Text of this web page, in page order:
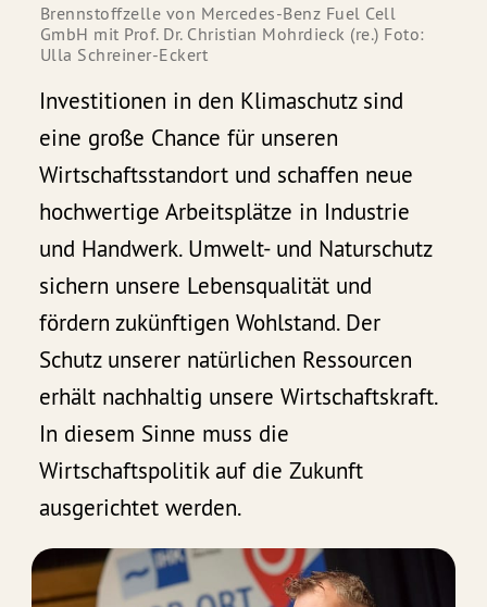
Brennstoffzelle von Mercedes-Benz Fuel Cell
GmbH mit Prof. Dr. Christian Mohrdieck (re.) Foto:
Ulla Schreiner-Eckert
Investitionen in den Klimaschutz sind
eine große Chance für unseren
Wirtschaftsstandort und schaffen neue
hochwertige Arbeitsplätze in Industrie
und Handwerk. Umwelt- und Naturschutz
sichern unsere Lebensqualität und
fördern zukünftigen Wohlstand. Der
Schutz unserer natürlichen Ressourcen
erhält nachhaltig unsere Wirtschaftskraft.
In diesem Sinne muss die
Wirtschaftspolitik auf die Zukunft
ausgerichtet werden.